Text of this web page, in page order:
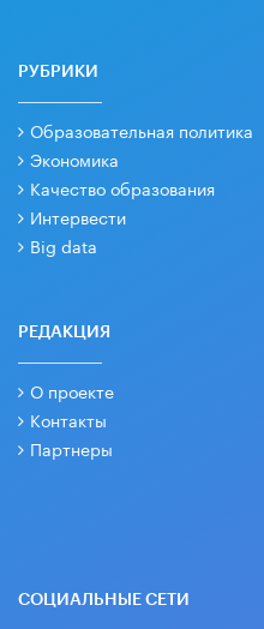
РУБРИКИ
Образовательная политика
Экономика
Качество образования
Интервести
Big data
РЕДАКЦИЯ
О проекте
Контакты
Партнеры
СОЦИАЛЬНЫЕ СЕТИ